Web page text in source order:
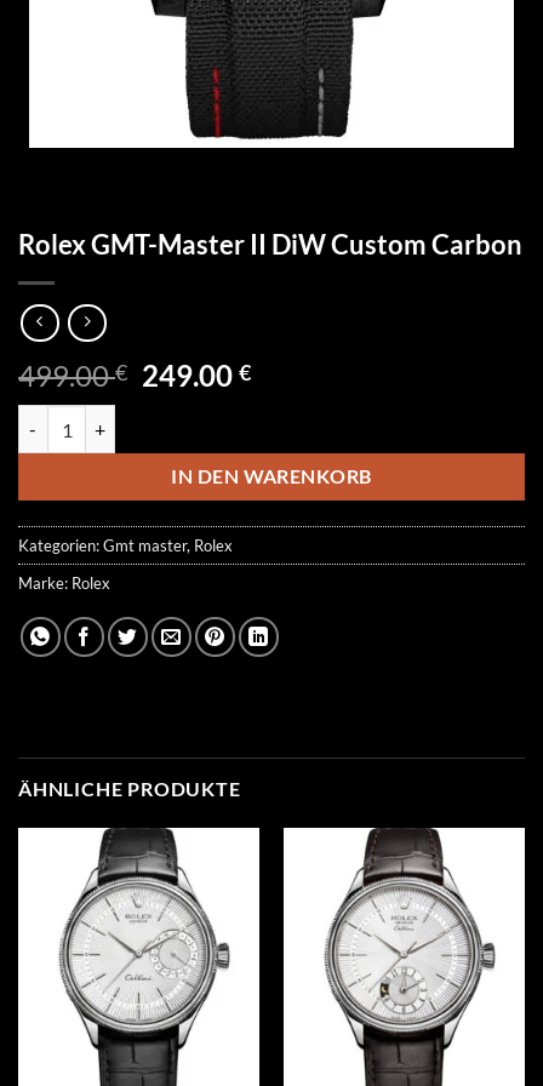
Rolex GMT-Master II DiW Custom Carbon
499.00€ Ursprünglicher
499.00 €
249.00€Aktueller
249.00 €.
IN DEN WARENKORB
Kategorien:Gmt master, Rolex
Marke: Rolex
ÄHNLICHE PRODUKTE